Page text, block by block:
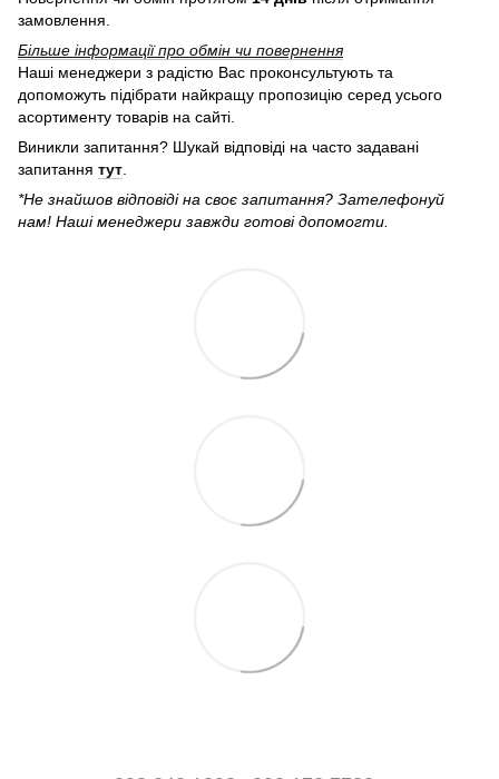
замовлення.
Більше інформації про обмін чи повернення
Наші менеджери з радістю Вас проконсультують та
допоможуть підібрати найкращу пропозицію серед усього
асортименту товарів на сайті.
Виникли запитання? Шукай відповіді на часто задавані
запитання тут
*Не знайшов відповіді на своє запитання? Зателефонуй
нам! Наші менеджери завжди готові допомогти.